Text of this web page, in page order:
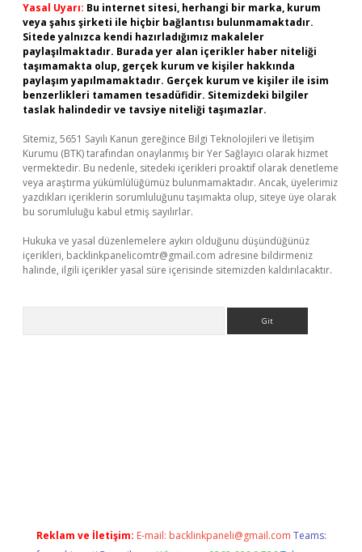
Yasal Uyarı: Bu internet sitesi, herhangi bir marka, kurum
veya şahıs şirketi ile hiçbir bağlantısı bulunmamaktadır.
Sitede yalnızca kendi hazırladığımız makaleler
paylaşılmaktadır. Burada yer alan içerikler haber niteliği
taşımamakta olup, gerçek kurum ve kişiler hakkında
paylaşım yapılmamaktadır. Gerçek kurum ve kişiler ile isim
benzerlikleri tamamen tesadüfidir. Sitemizdeki bilgiler
taslak halindedir ve tavsiye niteliği taşımazlar.
Sitemiz, 5651 Sayılı Kanun gereğince Bilgi Teknolojileri ve İletişim
Kurumu (BTK) tarafından onaylanmış bir Yer Sağlayıcı olarak hizmet
vermektedir. Bu nedenle, sitedeki içerikleri proaktif olarak denetleme
veya araştırma yükümlülüğümüz bulunmamaktadır. Ancak, üyelerimiz
yazdıkları içeriklerin sorumluluğunu taşımakta olup, siteye üye olarak
bu sorumluluğu kabul etmiş sayılırlar.
Hukuka ve yasal düzenlemelere aykırı olduğunu düşündüğünüz
içerikleri, backlinkpanelicomtr@gmail.com adresine bildirmeniz
halinde, ilgili içerikler yasal süre içerisinde sitemizden kaldırılacaktır.
Reklam ve İletişim: E-mail: backlinkpaneli@gmail.com Teams: